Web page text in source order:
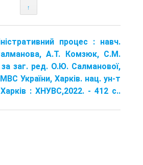
↑
процес : навч.
А.Т. Комзюк, С.М.
за заг. ред. О.Ю. Салманової,
України, Харків. нац. ун-т
: ХНУВС,2022. - 412 с..